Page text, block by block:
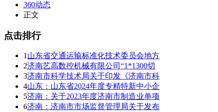
360动态
正文
点击排行
1山东省交通运输标准化技术委员会地方
2济南艺高数控机械有限公司“1*1300切
3济南市科学技术局关于印发《济南市科
4山东：山东省2024年度专精特新中小企
5济南：关于2023年度济南市制造业单项
6济南：济南市市场监督管理局关于发布